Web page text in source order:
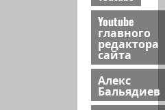
Youtube
главного
редактора
сайта
Алекс
Бальядиев